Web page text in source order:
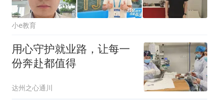
小e教育
用心守护就业路，让每一
份奔赴都值得
达州之心通川